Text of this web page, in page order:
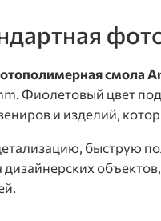
смола
Фиолетовый цвет
и изделий,
быструю
дизайнерских